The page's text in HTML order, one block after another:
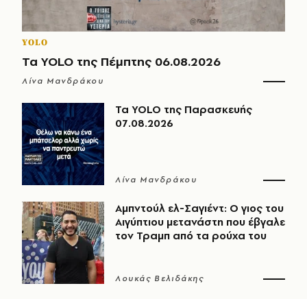
YOLO
Τα YOLO της Πέμπτης 06.08.2026
Λίνα Μανδράκου
Τα YOLO της Παρασκευής
07.08.2026
Λίνα Μανδράκου
Αμπντούλ ελ-Σαγιέντ: Ο γιος του
Αιγύπτιου μετανάστη που έβγαλε
τον Τραμπ από τα ρούχα του
Λουκάς Βελιδάκης